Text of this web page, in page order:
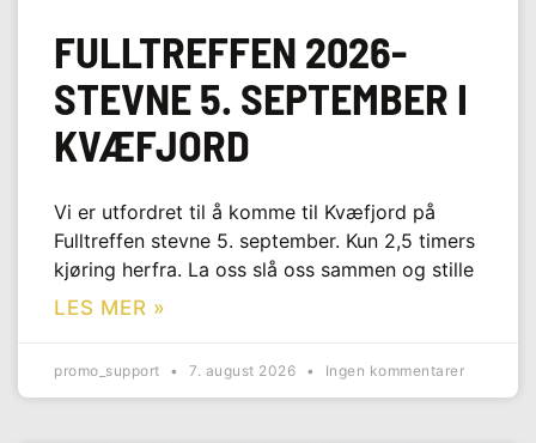
FULLTREFFEN 2026-
STEVNE 5. SEPTEMBER I
KVÆFJORD
Vi er utfordret til å komme til Kvæfjord på
Fulltreffen stevne 5. september. Kun 2,5 timers
kjøring herfra. La oss slå oss sammen og stille
LES MER »
promo_support 7. august 2026 Ingen kommentarer